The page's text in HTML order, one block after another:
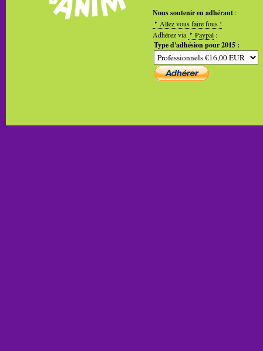
Nous soutenir en adhérant :
Allez vous faire fous !
Adhérez via
Paypal :
Type d'adhésion pour 2015 :